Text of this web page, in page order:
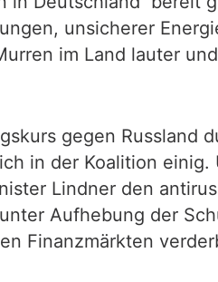
unsicherer
im Land lauter
gegen
in der Koalition
Lindner den
Aufhebung der
Finanzmärkten